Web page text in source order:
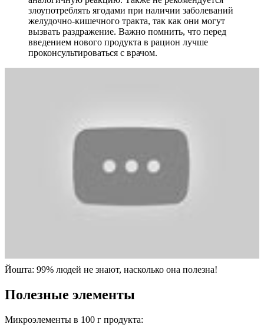
злоупотреблять ягодами при наличии заболеваний
желудочно-кишечного тракта, так как они могут
вызвать раздражение. Важно помнить, что перед
введением нового продукта в рацион лучше
проконсультироваться с врачом.
Йошта: 99% людей не знают, насколько она полезна!
Полезные элементы
Микроэлементы в 100 г продукта: